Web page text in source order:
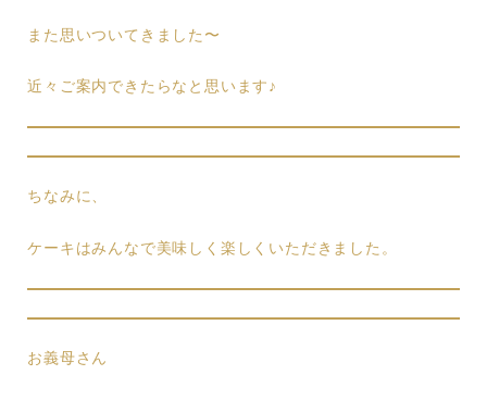
また思いついてきました〜
近々ご案内できたらなと思います♪
ちなみに、
ケーキはみんなで美味しく楽しくいただきました。
お義母さん